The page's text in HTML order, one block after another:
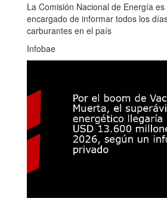
La Comisión Nacional de Energía
encargado de informar todos los
carburantes en el país
Infobae